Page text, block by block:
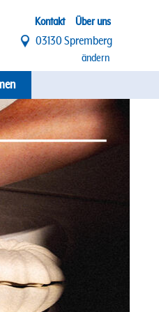
Top
Menü
Kontakt Über uns
03130 Spremberg
ändern